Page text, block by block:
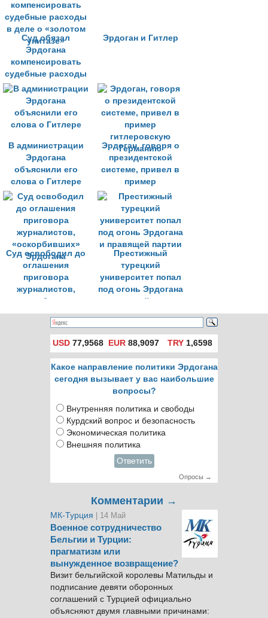
Cуд обязал
Эрдогана
компенсировать
судебные расходы
в деле о «золотом
унитазе»
Эрдоган и Гитлер
В администрации
Эрдогана
объяснили его
слова о Гитлере
Эрдоган, говоря о
президентской
системе, привел в
пример
гитлеровскую
Германию
Суд освободил до
оглашения
приговора
журналистов,
«оскорбивших»
Эрдогана
Престижный
турецкий
университет попал
под огонь Эрдогана
и правящей партии
USD 77,9568 EUR 88,9097 TRY1,6598
Какое направление политики Эрдогана
сегодня вызывает у вас наибольшие
вопросы?
Внутренняя политика и свободы
Курдский вопрос и безопасность
Экономическая политика
Внешняя политика
Ответить
Опросы →
Комментарии →
МК-Турция | 14 Май
Военное сотрудничество
Бельгии и Турции:
прагматизм или
вынужденное возвращение?
Визит бельгийской королевы Матильды и
подписание девяти оборонных
соглашений с Турцией официально
объясняют двумя главными причинами: